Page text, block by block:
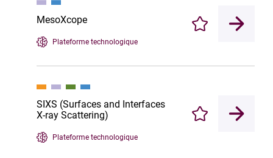
MesoXcope
Plateforme technologique
Enregistrer
SIXS (Surfaces and Interfaces
X-ray Scattering)
Plateforme technologique
Enregistrer